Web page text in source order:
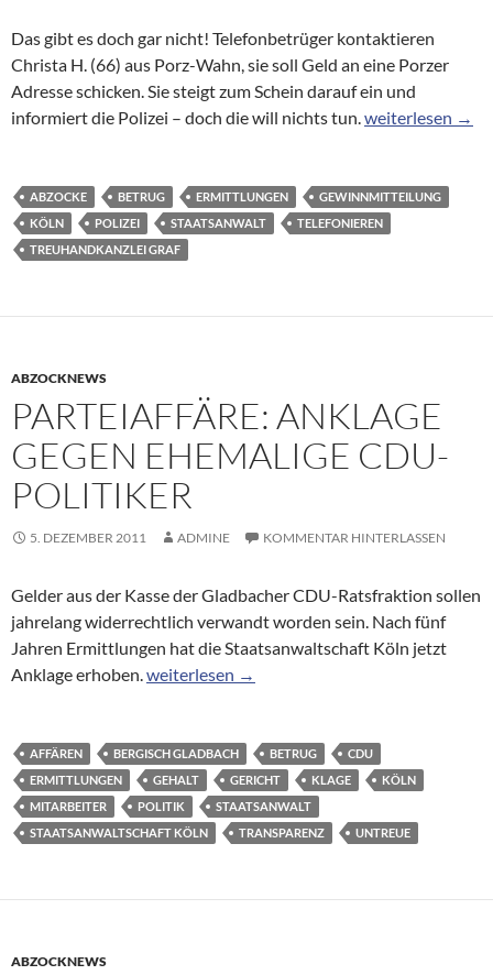
Das gibt es doch gar nicht! Telefonbetrüger kontaktieren
Christa H. (66) aus Porz-Wahn, sie soll Geld an eine Porzer
Adresse schicken. Sie steigt zum Schein darauf ein und
informiert die Polizei – doch die will nichts tun.Aufmerksame
weiterlesen →
ABZOCKE BETRUG ERMITTLUNGEN
GEWINNMITTEILUNG
KÖLN
POLIZEI STAATSANWALT
TELEFONIEREN
TREUHANDKANZLEI GRAF
ABZOCKNEWS
PARTEIAFFÄRE: ANKLAGE
GEGEN EHEMALIGE CDU-
POLITIKER
5. DEZEMBER 2011 ADMINE KOMMENTAR HINTERLASSEN
Gelder aus der Kasse der Gladbacher CDU-Ratsfraktion sollen
jahrelang widerrechtlich verwandt worden sein. Nach fünf
Jahren Ermittlungen hat die Staatsanwaltschaft Köln jetzt
Anklage erhoben.Parteiaffäre: Anklage gegen ehemalige CDU-
weiterlesen →
AFFÄREN BERGISCH GLADBACH BETRUG
CDU
ERMITTLUNGEN
GEHALT GERICHT KLAGE
KÖLN
MITARBEITER
POLITIK
STAATSANWALT
STAATSANWALTSCHAFT KÖLN
TRANSPARENZ UNTREUE
ABZOCKNEWS